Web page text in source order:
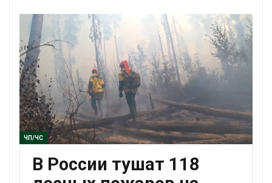
ЧП/ЧС
В России тушат 118